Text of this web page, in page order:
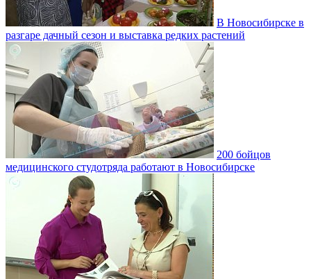
В Новосибирске в
разгаре дачный сезон и выставка редких растений
200 бойцов
медицинского студотряда работают в Новосибирске